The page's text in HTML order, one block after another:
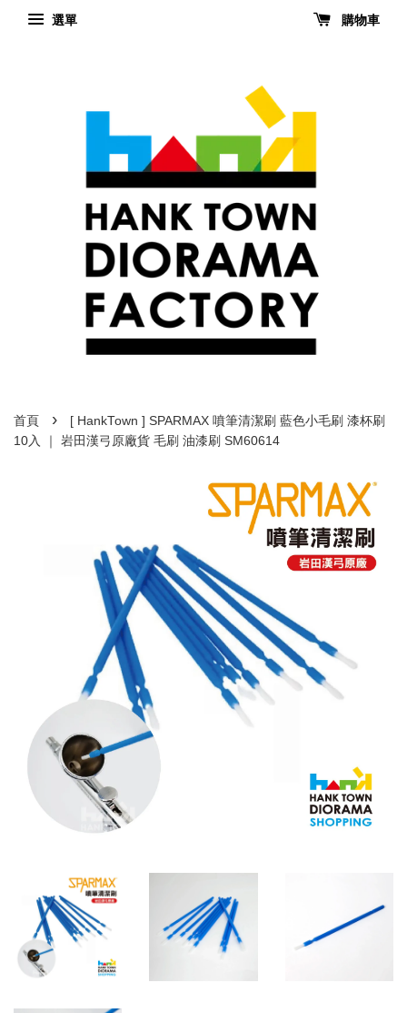
選單 購物車
首頁 ›
[ HankTown ] SPARMAX 噴筆清潔刷 藍色小毛刷 漆杯刷
10入 ｜ 岩田漢弓原廠貨 毛刷 油漆刷 SM60614